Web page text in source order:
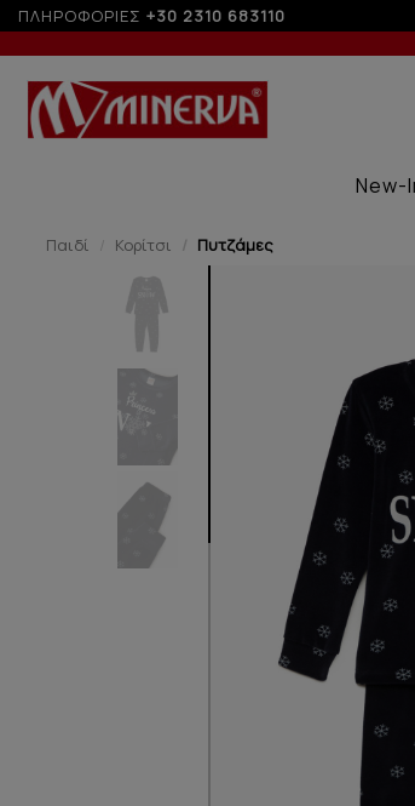
ΠΛΗΡΟΦΟΡΙΕΣ +30 2310 683110
δόσεις με πιστωτική άνω των 100€
New-
Παιδί Κορίτσι Πυτζάμες